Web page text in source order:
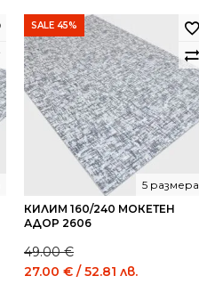
SALE 45%
КИЛИМ 160/240 МОКЕТЕН
АДОР 2606
5 размера
49.00€
Original
27.00 € / 52.81 лв.